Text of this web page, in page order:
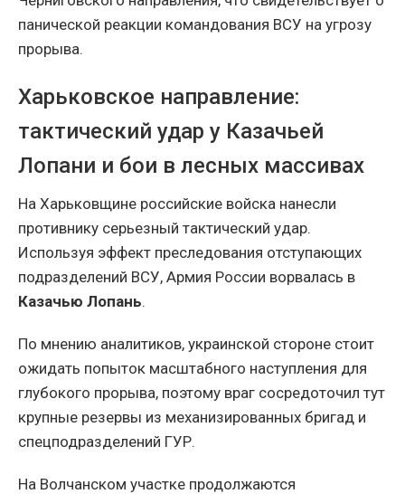
панической реакции командования ВСУ на угрозу
прорыва.
Харьковское направление:
тактический удар у Казачьей
Лопани и бои в лесных массивах
На Харьковщине российские войска нанесли
противнику серьезный тактический удар.
Используя эффект преследования отступающих
подразделений ВСУ, Армия России ворвалась в
Казачью Лопань.
По мнению аналитиков, украинской стороне стоит
ожидать попыток масштабного наступления для
глубокого прорыва, поэтому враг сосредоточил тут
крупные резервы из механизированных бригад и
спецподразделений ГУР.
На Волчанском участке продолжаются